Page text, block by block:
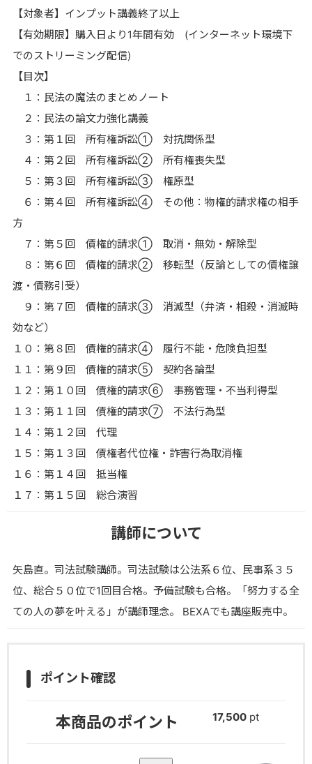
【対象者】インプット講義終了以上
【有効期限】購入日より1年間有効 (インターネット環境下
でのストリーミング配信)
【目次】
１：民法の魔法のまとめノート
２：民法の論文力強化講義
３：第１回 所有権訴訟➀ 対抗関係型
４：第２回 所有権訴訟➁ 所有権喪失型
５：第３回 所有権訴訟➂ 権原型
６：第４回 所有権訴訟④ その他：物権的請求権の相手
方
７：第５回 債権的請求➀ 取消・無効・解除型
８：第６回 債権的請求② 移転型（反論としての債権譲
渡・債務引受）
９：第７回 債権的請求➂ 消滅型（弁済・相殺・消滅時
効など）
１０：第８回 債権的請求④ 履行不能・危険負担型
１１：第９回 債権的請求⑤ 契約各論型
１２：第１０回 債権的請求⑥ 事務管理・不当利得型
１３：第１１回 債権的請求⑦ 不法行為型
１４：第１２回 代理
１５：第１３回 債権者代位権・詐害行為取消権
１６：第１４回 抵当権
１７：第１５回 総合演習
講師について
矢島直。司法試験講師。司法試験は公法系６位、民事系３５
位、総合５０位で1回目合格。予備試験も合格。「努力する全
ての人の夢を叶える」が講師理念。 BEXAでも講座販売中。
ポイント確認
本商品のポイント 17,500 pt